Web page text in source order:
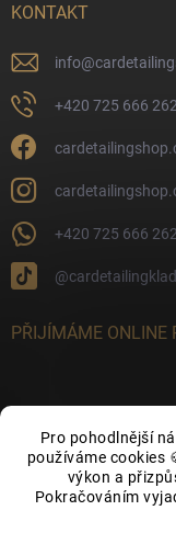
Pro pohodlnější
používáme cookies
výkon a
Pokračováním
KONTAKT
info@
+420 725 666 262
+420 725 666 262
PŘIJÍMÁME ONLINE
FACEBOOK